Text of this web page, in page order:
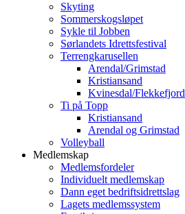
Skyting
Sommerskogsløpet
Sykle til Jobben
Sørlandets Idrettsfestival
Terrengkarusellen
Arendal/Grimstad
Kristiansand
Kvinesdal/Flekkefjord
Ti på Topp
Kristiansand
Arendal og Grimstad
Volleyball
Medlemskap
Medlemsfordeler
Individuelt medlemskap
Dann eget bedriftsidrettslag
Lagets medlemssystem